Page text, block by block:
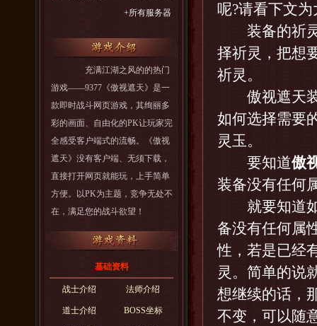
+所有服务器
充满江湖之风的的热门
游戏——9377《傲视遮天》是一
款即时战斗网页游戏，其绚丽多
彩的画面、自由化的PK让玩家完
全感受客户端式的流畅。《傲视
遮天》没有客户端、无须下载，
直接打开网页就能玩，上手简单
方便。以PK为主题，竞争无处不
在，满足您的战斗欲望！
基础资料
战士介绍 法师介绍
道士介绍 BOSS坐标
呢?请看下文
装备的祈灵
择祈灵，把想
祈灵。
傲视遮天装
如何选择需要
灵玉。
要知道傲
装备没有任何
就要知道如
备没有任何属
性，若是已经
灵。简单的说
想继续的话，
不变，可以随